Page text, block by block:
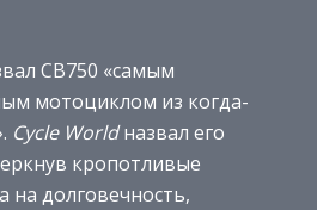
CB750 «самым
мотоциклом из когда-
Cycle Worldназвал его
кропотливые
на долговечность,